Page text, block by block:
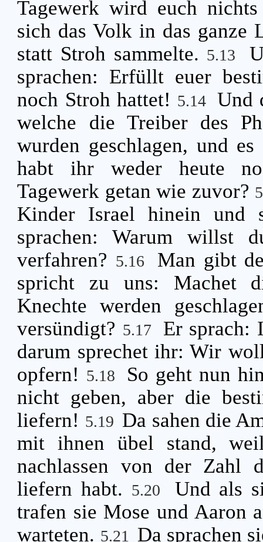
Tagewerk wird euch
sich das Volk in das ganze
statt Stroh sammelte. 5.13
sprachen: Erfüllt euer
noch Stroh hattet! 5.14
Und
welche die Treiber des
wurden geschlagen, und
habt ihr weder heute
Tagewerk getan wie zuvor?
Kinder Israel hinein und
sprachen: Warum willst
verfahren? 5.16
Man gibt
spricht zu uns: Machet
Knechte werden
versündigt? 5.17
Er sprach:
darum sprechet ihr: Wir
opfern! 5.18
So geht nun
nicht geben, aber die
liefern! 5.19 Da sahen die
mit ihnen übel stand,
nachlassen von der
liefern habt. 5.20
Und als
trafen sie Mose und Aaron
warteten. 5.21 Da sprachen